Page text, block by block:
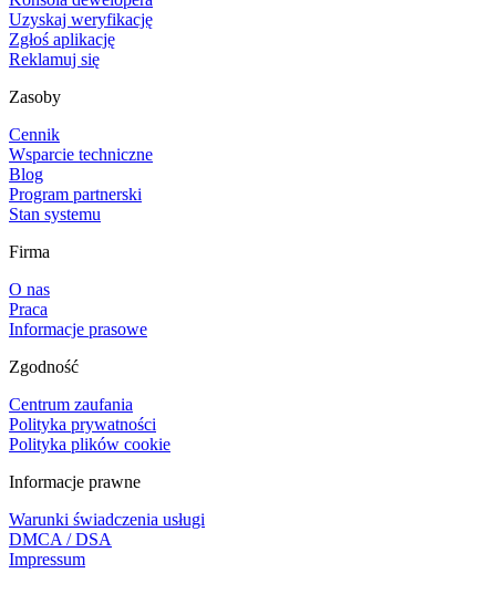
Uzyskaj weryfikację
Zgłoś aplikację
Reklamuj się
Zasoby
Cennik
Wsparcie techniczne
Blog
Program partnerski
Stan systemu
Firma
O nas
Praca
Informacje prasowe
Zgodność
Centrum zaufania
Polityka prywatności
Polityka plików cookie
Informacje prawne
Warunki świadczenia usługi
DMCA / DSA
Impressum